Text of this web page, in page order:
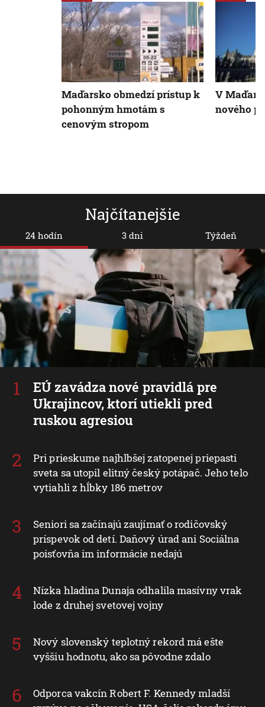
Najčítanejšie
24 hodín
EÚ zavádza nové pravidlá pre
Ukrajincov, ktorí utiekli pred
ruskou agresiou
Pri prieskume najhlbšej zatopenej priepasti
sveta sa utopil elitný český potápač. Jeho telo
vytiahli z hĺbky 186 metrov
Seniori sa začínajú zaujímať o rodičovský
príspevok od detí. Daňový úrad ani Sociálna
poisťovňa im informácie nedajú
Nízka hladina Dunaja odhalila masívny vrak
lode z druhej svetovej vojny
Nový slovenský teplotný rekord má ešte
vyššiu hodnotu, ako sa pôvodne zdalo
Odporca vakcín Robert F. Kennedy mladší
3 dni Týždeň
Maďarsko obmedzí prístup k
pohonným hmotám s
cenovým stropom
V
nového